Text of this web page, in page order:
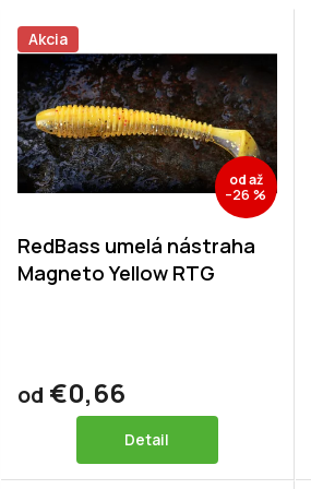
Akcia
odaž
–26 %
RedBass umelá nástraha
Magneto Yellow RTG
od €0,66
Detail